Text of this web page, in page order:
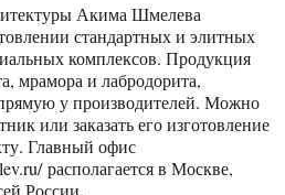
Акима Шмелева
стандартных и элитных
комплексов. Продукция
мрамора и лабродорита,
у производителей. Можно
или заказать его изготовление
Главный офис
располагается в Москве,
России.